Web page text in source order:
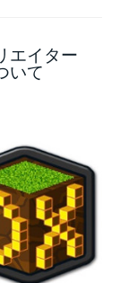
エイター
いて